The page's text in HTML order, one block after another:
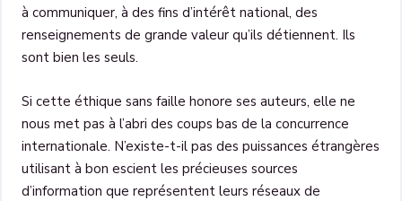
à communiquer, à des fins d’intérêt national, des
renseignements de grande valeur qu’ils détiennent. Ils
sont bien les seuls.
Si cette éthique sans faille honore ses auteurs, elle ne
nous met pas à l’abri des coups bas de la concurrence
internationale. N’existe-t-il pas des puissances étrangères
utilisant à bon escient les précieuses sources
d’information que représentent leurs réseaux de